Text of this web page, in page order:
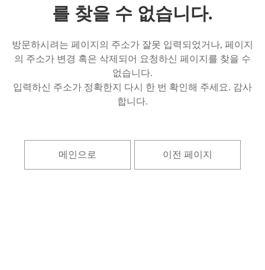
를 찾을 수 없습니다.
방문하시려는 페이지의 주소가 잘못 입력되었거나, 페이지
의 주소가 변경 혹은 삭제되어 요청하신 페이지를 찾을 수
없습니다.
입력하신 주소가 정확한지 다시 한 번 확인해 주세요. 감사
합니다.
메인으로 이전 페이지